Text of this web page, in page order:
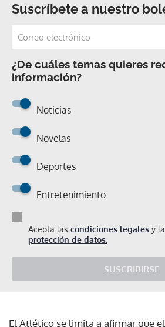
Suscríbete a nuestro
¿De cuáles temas quieres
información?
Noticias
Novelas
Deportes
Entretenimiento
Acepta las condiciones legales y la
protección de datos.
SUSCRIBIRSE
El Atlético se limita a afirmar que